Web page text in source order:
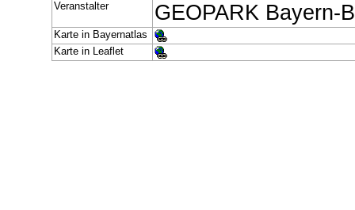
Veranstalter GEOPARK Bayern-
Karte in Bayernatlas
Karte in Leaflet